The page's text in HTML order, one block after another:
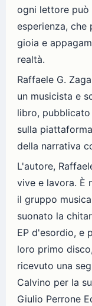
ogni lettore può
esperienza,
gioia e
realtà.
Raffaele G.
un musicista e
libro,
sulla
della narrativa
L'autore,
vive e lavora. È
il gruppo
suonato la
EP d'esordio, e
loro primo
ricevuto una
Calvino per la
Giulio Perrone